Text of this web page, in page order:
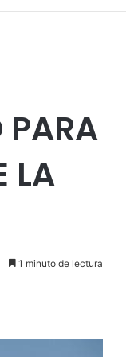
PARA
LA
1 minuto de lectura